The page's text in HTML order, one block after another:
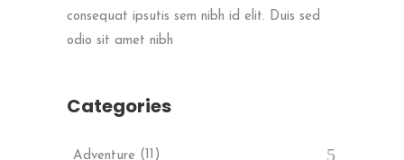
consequat ipsutis sem nibh id elit. Duis sed
odio sit amet nibh
Categories
Adventure (11)